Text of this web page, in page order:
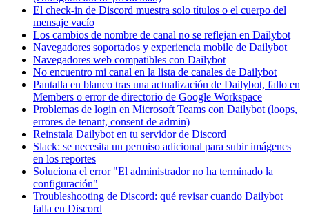
El check-in de Discord muestra solo títulos o el cuerpo del
mensaje vacío
Los cambios de nombre de canal no se reflejan en Dailybot
Navegadores soportados y experiencia mobile de Dailybot
Navegadores web compatibles con Dailybot
No encuentro mi canal en la lista de canales de Dailybot
Pantalla en blanco tras una actualización de Dailybot, fallo en
Members o error de directorio de Google Workspace
Problemas de login en Microsoft Teams con Dailybot (loops,
errores de tenant, consent de admin)
Reinstala Dailybot en tu servidor de Discord
Slack: se necesita un permiso adicional para subir imágenes
en los reportes
Soluciona el error "El administrador no ha terminado la
configuración"
Troubleshooting de Discord: qué revisar cuando Dailybot
falla en Discord